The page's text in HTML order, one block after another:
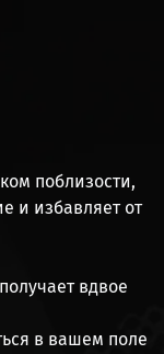
поблизости,
и избавляет от
вдвое
в вашем поле